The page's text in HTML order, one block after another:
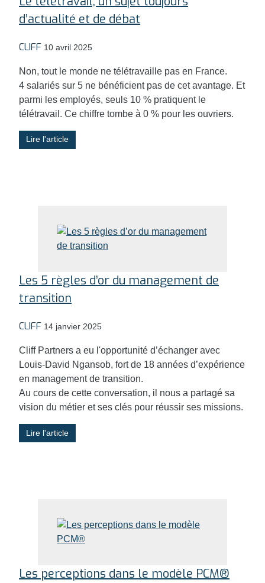
d’actualité et de débat
CLIFF 10 avril 2025
Non, tout le monde ne télétravaille pas en France.
4 salariés sur 5 ne bénéficient pas de cet avantage. Et
parmi les employés, seuls 10 % pratiquent le
télétravail. Ce chiffre tombe à 0 % pour les ouvriers.
Lire l'article
Les 5 règles d’or du management de
transition
CLIFF 14 janvier 2025
Cliff Partners a eu l'opportunité d’échanger avec
Louis-David Ngansob, fort de 18 années d’expérience
en management de transition.
Au cours de cette conversation, il nous a partagé sa
vision du métier et ses clés pour réussir ses missions.
Lire l'article
Les perceptions dans le modèle PCM®